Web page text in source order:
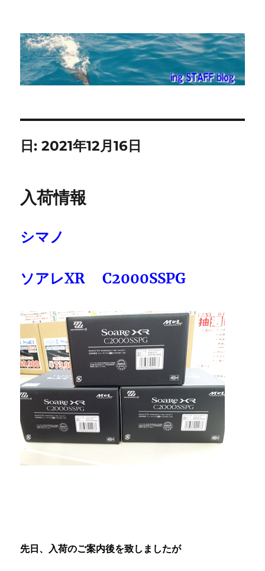
ing STAFF blog
日:2021年12月16日
入荷情報
シマノ
ソアレXR C2000SSPG
先日、入荷のご案内後を致しましたが